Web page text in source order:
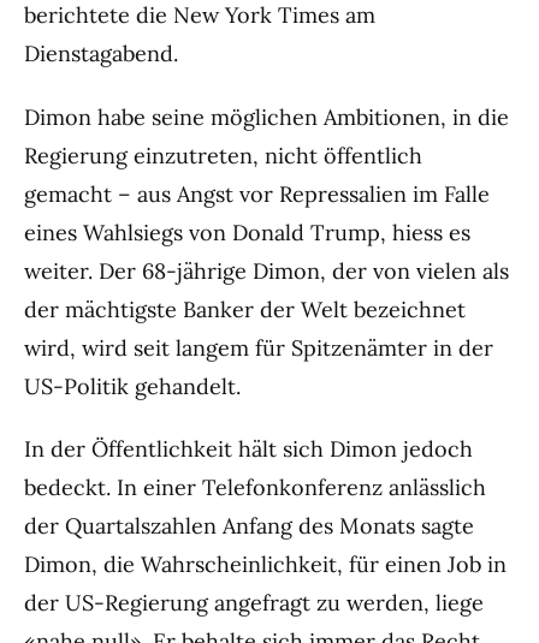
berichtete die New York Times am
Dienstagabend.
Dimon habe seine möglichen Ambitionen, in die
Regierung einzutreten, nicht öffentlich
gemacht – aus Angst vor Repressalien im Falle
eines Wahlsiegs von Donald Trump, hiess es
weiter. Der 68-jährige Dimon, der von vielen als
der mächtigste Banker der Welt bezeichnet
wird, wird seit langem für Spitzenämter in der
US-Politik gehandelt.
In der Öffentlichkeit hält sich Dimon jedoch
bedeckt. In einer Telefonkonferenz anlässlich
der Quartalszahlen Anfang des Monats sagte
Dimon, die Wahrscheinlichkeit, für einen Job in
der US-Regierung angefragt zu werden, liege